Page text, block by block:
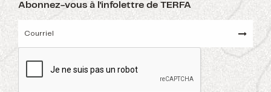
Abonnez-vous à l'infolettre de TERFA